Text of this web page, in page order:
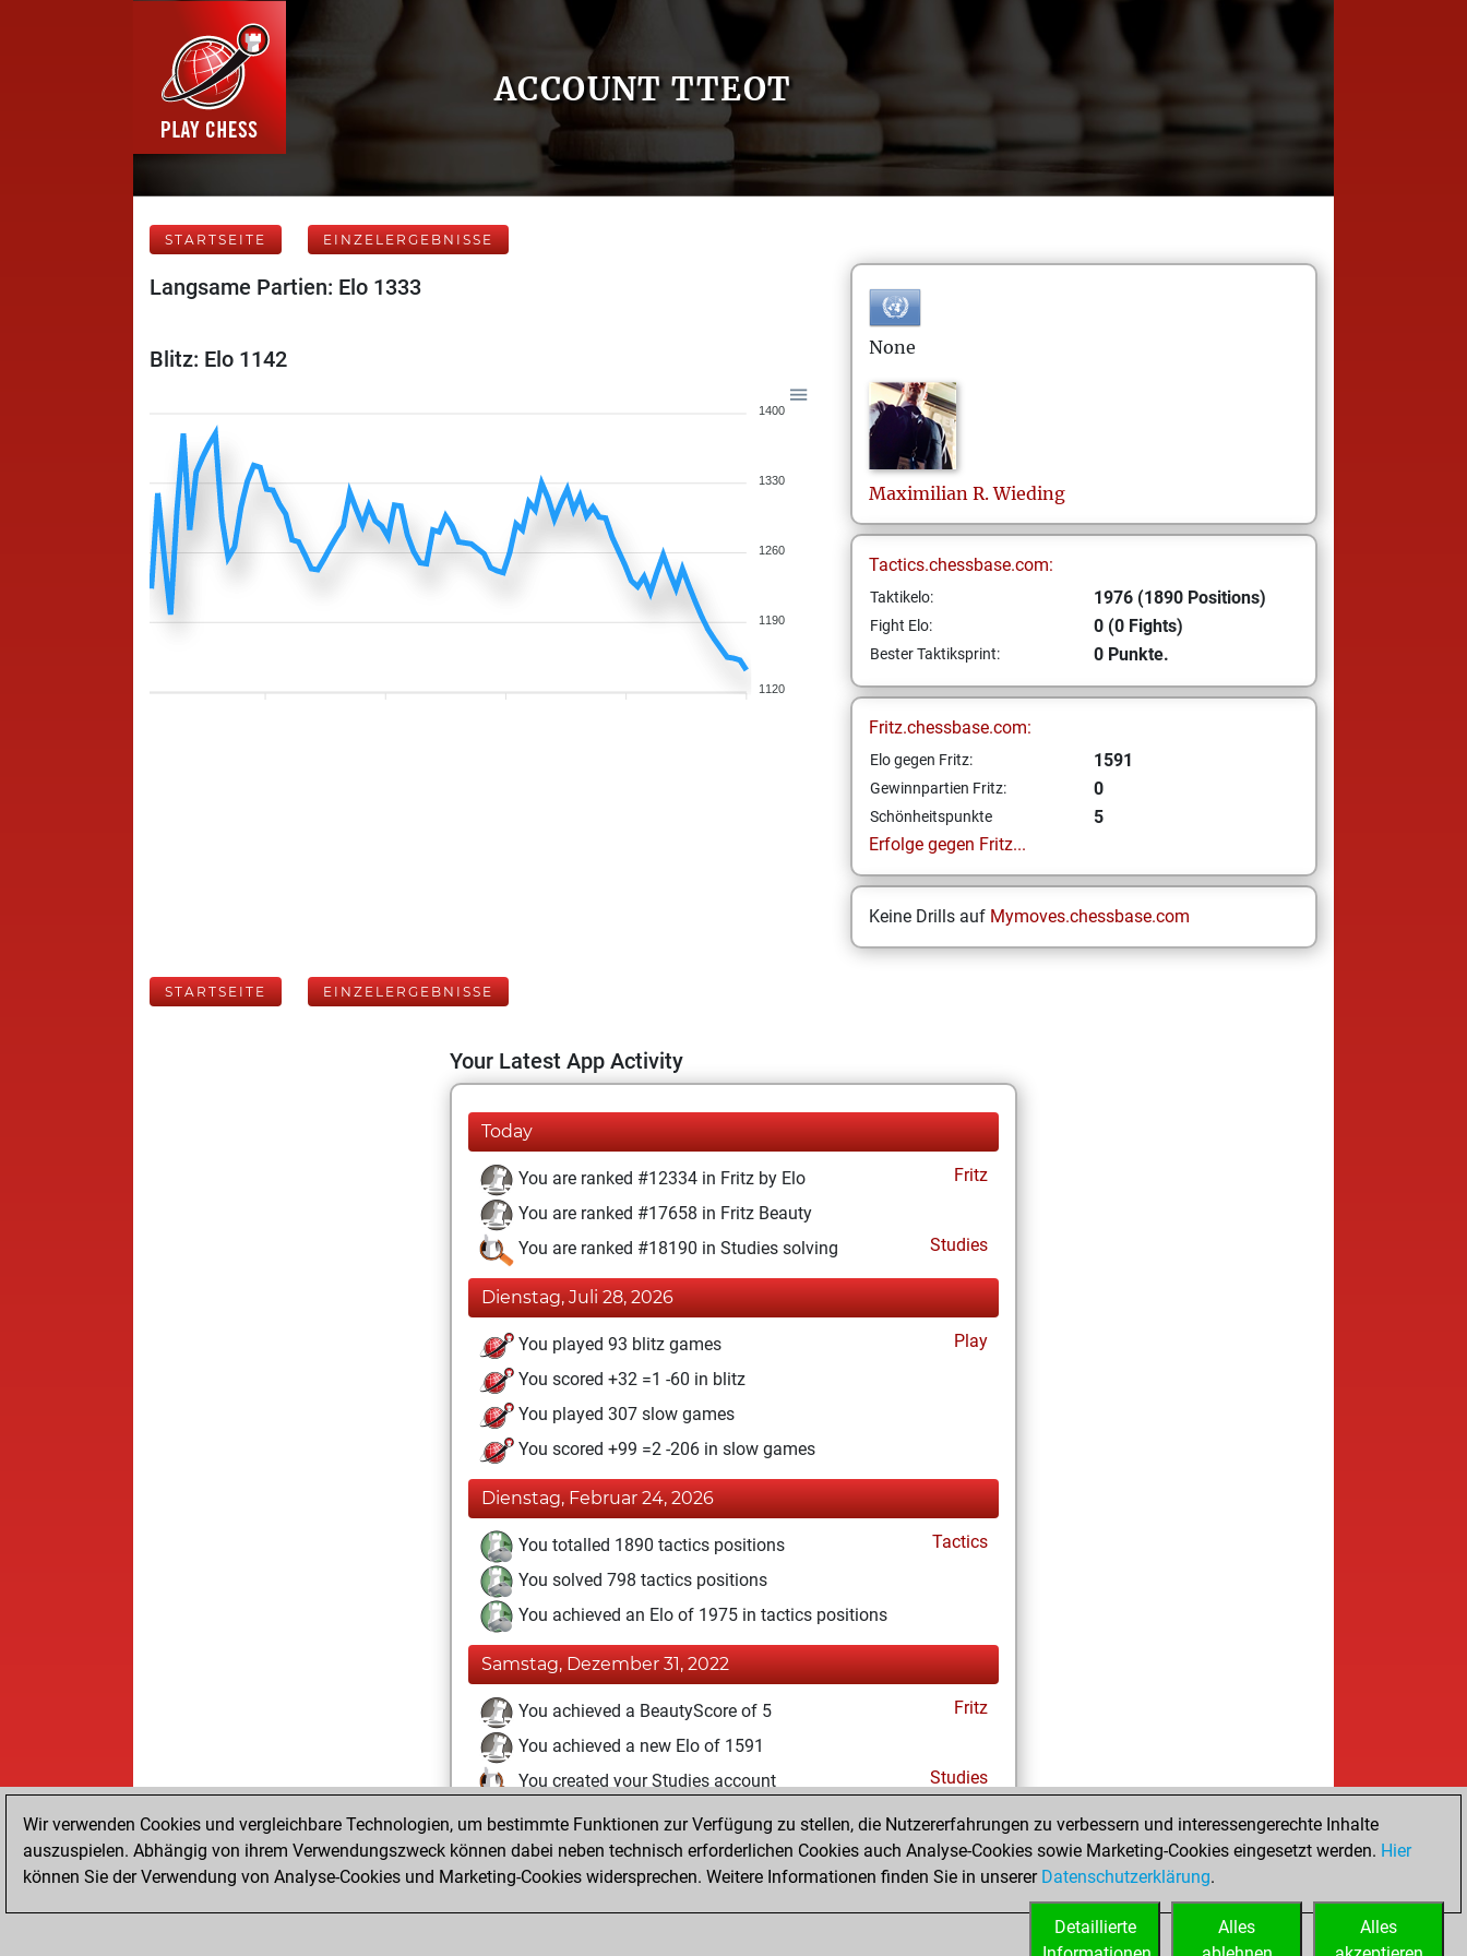
ACCOUNT TTEOT
STARTSEITE EINZELERGEBNISSE
Langsame Partien: Elo 1333
Blitz: Elo 1142
1400
1330
1260
1190
1120
None
Maximilian R. Wieding
Tactics.chessbase.com:
Taktikelo: 1976 (1890 Positions)
Fight Elo: 0 (0 Fights)
Bester Taktiksprint: 0 Punkte.
Fritz.chessbase.com:
Elo gegen Fritz: 1591
Gewinnpartien Fritz: 0
Schönheitspunkte
5
Erfolge gegen Fritz...
Keine Drills auf Mymoves.chessbase.com
STARTSEITE EINZELERGEBNISSE
Your Latest App Activity
Today
You are ranked #12334 in Fritz by Elo
Fritz
You are ranked #17658 in Fritz Beauty
You are ranked #18190 in Studies solving
Studies
Dienstag, Juli 28, 2026
You played 93 blitz games
Play
You scored +32 =1 -60 in blitz
You played 307 slow games
You scored +99 =2 -206 in slow games
Dienstag, Februar 24, 2026
You totalled 1890 tactics positions
Tactics
You solved 798 tactics positions
You achieved an Elo of 1975 in tactics positions
Samstag, Dezember 31, 2022
You achieved a BeautyScore of 5
Fritz
You achieved a new Elo of 1591
You created your Studies account
Studies
Sonntag, April 25, 2021
You created your Fritz account Fritz
Wir verwenden Cookies und vergleichbare Technologien, um bestimmte Funktionen zur Verfügung zu stellen, die Nutzererfahrungen zu verbessern und interessengerechte Inhalte
auszuspielen. Abhängig von ihrem Verwendungszweck können dabei neben technisch erforderlichen Cookies auch Analyse-Cookies sowie Marketing-Cookies eingesetzt werden. Hier
können Sie der Verwendung von Analyse-Cookies und Marketing-Cookies widersprechen. Weitere Informationen finden Sie in unserer Datenschutzerklärung.
Alles
Alles
Detaillierte